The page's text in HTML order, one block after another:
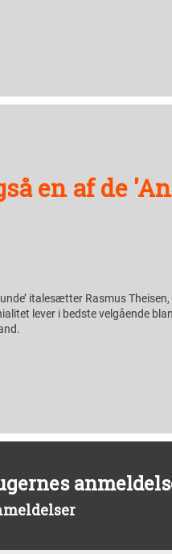
en af de
italesætter Rasmus
lever i bedste velgående